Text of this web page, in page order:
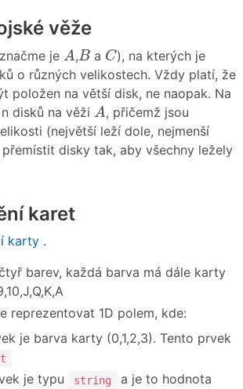
věže
je A
A ,B
B a C
C), na kterých je
o různých velikostech. Vždy platí, že
položen na větší disk, ne naopak. Na
disků na věži A
A , přičemž jsou
(největší leží dole, nejmenší
přemístit disky tak, aby všechny ležely
karet
karty .
barev, každá barva má dále karty
reprezentovat 1D polem, kde:
je barva karty (0,1,2,3). Tento prvek
je typu string
a je to hodnota